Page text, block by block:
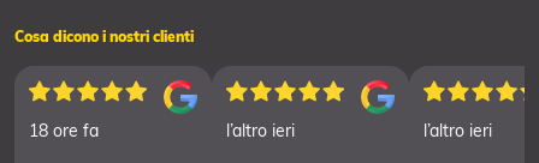
Cosa dicono i nostri clienti
18 ore fa l’altro ieri l’altro ieri